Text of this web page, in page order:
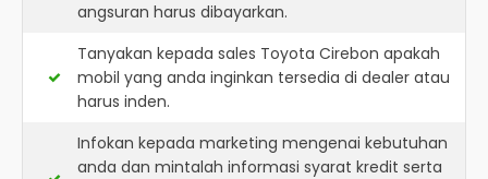
angsuran harus dibayarkan.
Tanyakan kepada sales Toyota Cirebon apakah
mobil yang anda inginkan tersedia di dealer atau
harus inden.
Infokan kepada marketing mengenai kebutuhan
anda dan mintalah informasi syarat kredit serta